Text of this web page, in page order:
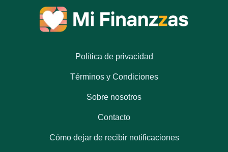
Política de privacidad
Términos y Condiciones
Sobre nosotros
Contacto
Cómo dejar de recibir notificaciones